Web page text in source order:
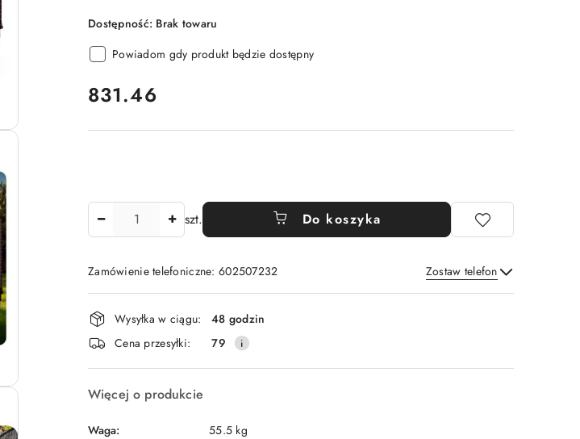
Dostępność: Brak towaru
Powiadom gdy produkt będzie dostępny
cena:
831.46
szt. Do koszyka
Zamówienie telefoniczne: 602507232 Zostaw telefon
Wyślij
Dostępność
i
dostawa
Wysyłka w ciągu:
48 godzin
Cena przesyłki:
79
Więcej o produkcie
Waga: 55.5 kg